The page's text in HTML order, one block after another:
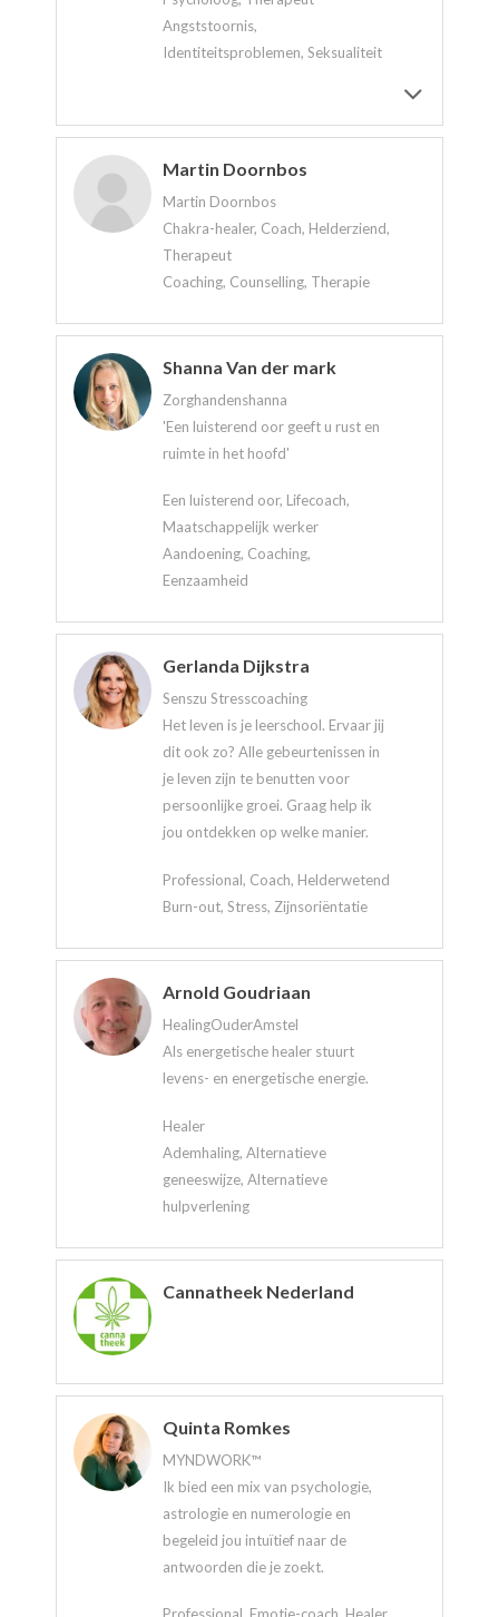
Angststoornis,
Identiteitsproblemen, Seksualiteit
Martin Doornbos
Martin Doornbos
Chakra-healer, Coach, Helderziend,
Therapeut
Coaching, Counselling, Therapie
Shanna Van der mark
Zorghandenshanna
'Een luisterend oor geeft u rust en
ruimte in het hoofd'
Een luisterend oor, Lifecoach,
Maatschappelijk werker
Aandoening, Coaching,
Eenzaamheid
Gerlanda Dijkstra
Senszu Stresscoaching
Het leven is je leerschool. Ervaar jij
dit ook zo? Alle gebeurtenissen in
je leven zijn te benutten voor
persoonlijke groei. Graag help ik
jou ontdekken op welke manier.
Professional, Coach, Helderwetend
Burn-out, Stress, Zijnsoriëntatie
Arnold Goudriaan
HealingOuderAmstel
Als energetische healer stuurt
levens- en energetische energie.
Healer
Ademhaling, Alternatieve
geneeswijze, Alternatieve
hulpverlening
Cannatheek Nederland
Quinta Romkes
MYNDWORK™
Ik bied een mix van psychologie,
astrologie en numerologie en
begeleid jou intuïtief naar de
antwoorden die je zoekt.